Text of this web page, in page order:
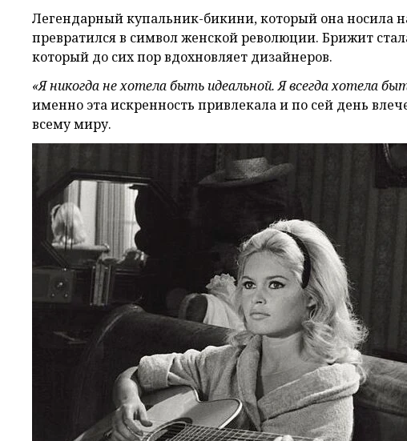
Легендарный купальник-бикини, который она носила
превратился в символ женской революции. Брижит
который до сих пор вдохновляет дизайнеров.
«Я никогда не хотела быть идеальной. Я всегда хотела
именно эта искренность привлекала и по сей день
всему миру.